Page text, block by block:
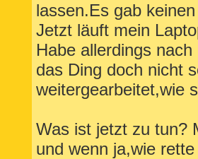
lassen.Es gab
Jetzt läuft mein
Habe allerdings
das Ding doch nicht
weitergearbeitet,wie
Was ist jetzt zu tun?
und wenn ja,wie